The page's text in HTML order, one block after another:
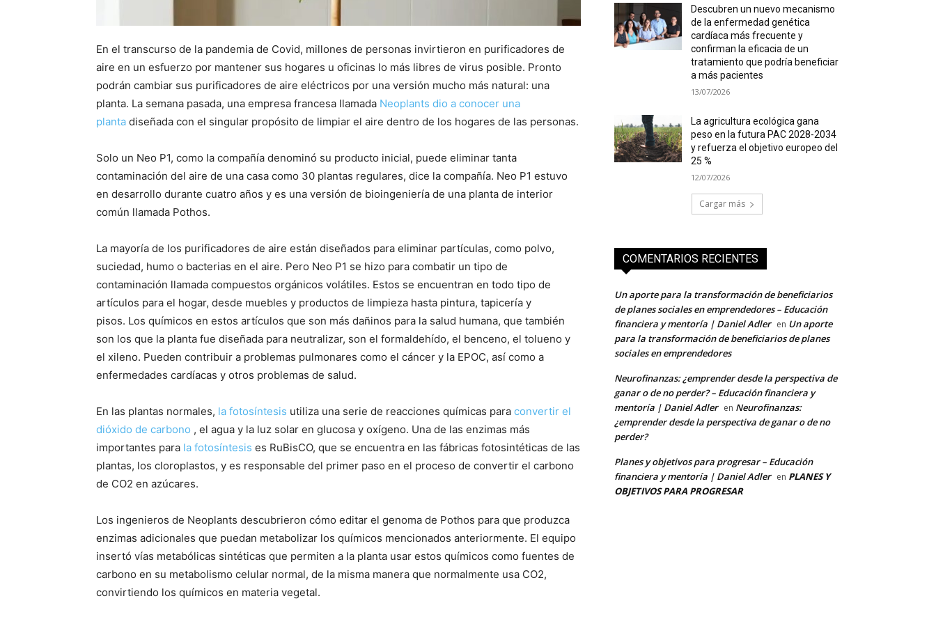
En el transcurso de la pandemia de Covid, millones de personas invirtieron en purificadores de
aire en un esfuerzo por mantener sus hogares u oficinas lo más libres de virus posible. Pronto
podrán cambiar sus purificadores de aire eléctricos por una versión mucho más natural: una
planta. La semana pasada, una empresa francesa llamada Neoplants dio a conocer una
planta diseñada con el singular propósito de limpiar el aire dentro de los hogares de las personas.
Solo un Neo P1, como la compañía denominó su producto inicial, puede eliminar tanta
contaminación del aire de una casa como 30 plantas regulares, dice la compañía. Neo P1 estuvo
en desarrollo durante cuatro años y es una versión de bioingeniería de una planta de interior
común llamada Pothos.
La mayoría de los purificadores de aire están diseñados para eliminar partículas, como polvo,
suciedad, humo o bacterias en el aire. Pero Neo P1 se hizo para combatir un tipo de
contaminación llamada compuestos orgánicos volátiles. Estos se encuentran en todo tipo de
artículos para el hogar, desde muebles y productos de limpieza hasta pintura, tapicería y
pisos. Los químicos en estos artículos que son más dañinos para la salud humana, que también
son los que la planta fue diseñada para neutralizar, son el formaldehído, el benceno, el tolueno y
el xileno. Pueden contribuir a problemas pulmonares como el cáncer y la EPOC, así como a
enfermedades cardíacas y otros problemas de salud.
En las plantas normales, la fotosíntesis utiliza una serie de reacciones químicas para convertir el
dióxido de carbono , el agua y la luz solar en glucosa y oxígeno. Una de las enzimas más
importantes para la fotosíntesis es RuBisCO, que se encuentra en las fábricas fotosintéticas de las
plantas, los cloroplastos, y es responsable del primer paso en el proceso de convertir el carbono
de CO2 en azúcares.
Los ingenieros de Neoplants descubrieron cómo editar el genoma de Pothos para que produzca
enzimas adicionales que puedan metabolizar los químicos mencionados anteriormente. El equipo
insertó vías metabólicas sintéticas que permiten a la planta usar estos químicos como fuentes de
carbono en su metabolismo celular normal, de la misma manera que normalmente usa CO2,
convirtiendo los químicos en materia vegetal.
Descubren un nuevo mecanismo
de la enfermedad genética
cardíaca más frecuente y
confirman la eficacia de un
tratamiento que podría beneficiar
a más pacientes
13/07/2026
La agricultura ecológica gana
peso en la futura PAC 2028-2034
y refuerza el objetivo europeo del
25 %
12/07/2026
Cargar más
COMENTARIOS RECIENTES
Un aporte para la transformación de beneficiarios
de planes sociales en emprendedores – Educación
financiera y mentoría | Daniel Adler en Un aporte
para la transformación de beneficiarios de planes
sociales en emprendedores
Neurofinanzas: ¿emprender desde la perspectiva de
ganar o de no perder? – Educación financiera y
mentoría | Daniel Adler en Neurofinanzas:
¿emprender desde la perspectiva de ganar o de no
perder?
Planes y objetivos para progresar – Educación
financiera y mentoría | Daniel Adler en PLANES Y
OBJETIVOS PARA PROGRESAR